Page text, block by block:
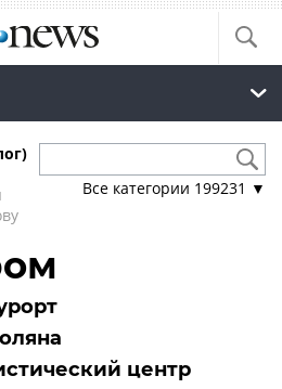
Все категории 199231 ▼
центр